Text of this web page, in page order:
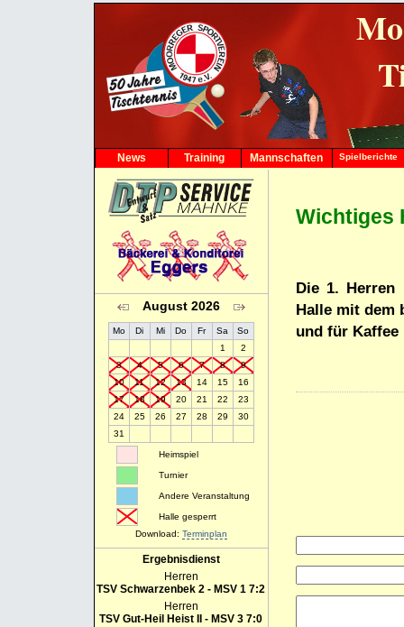
News Training
Mannschaften
3. Herren
4. Herren
1. Jungen-15
Spielberichte
August 2026
Mo Di Mi Do Fr Sa
So
1
2
3
4 5 6 7 8
9
10
11 12 13 14 15
16
17
18 19 20 21 22
23
24
25 26 27 28 29
30
31
Heimspiel
Turnier
Andere Veranstaltung
Halle gesperrt
Download: Terminplan
Ergebnisdienst
Herren
TSV Schwarzenbek 2 - MSV 1 7:2
Herren
TSV Gut-Heil Heist II - MSV 3 7:0
Wichtiges
Die 1. Herren
Halle mit dem
und für